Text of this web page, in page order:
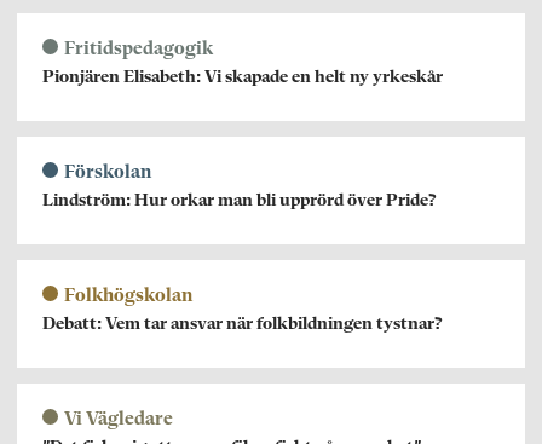
Fritidspedagogik
Pionjären Elisabeth: Vi skapade en helt ny yrkeskår
Förskolan
Lindström: Hur orkar man bli upprörd över Pride?
Folkhögskolan
Debatt: Vem tar ansvar när folkbildningen tystnar?
Vi Vägledare